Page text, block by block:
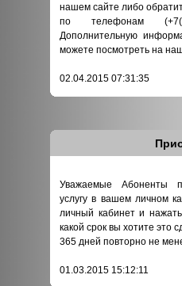
нашем сайте либо
по телефонам
Дополнительную
можете посмотреть на
02.04.2015 07:31:35
Уважаемые Абоненты
услугу в вашем личном
личный кабинет и
какой срок вы хотите это
365 дней повторно не
01.03.2015 15:12:11